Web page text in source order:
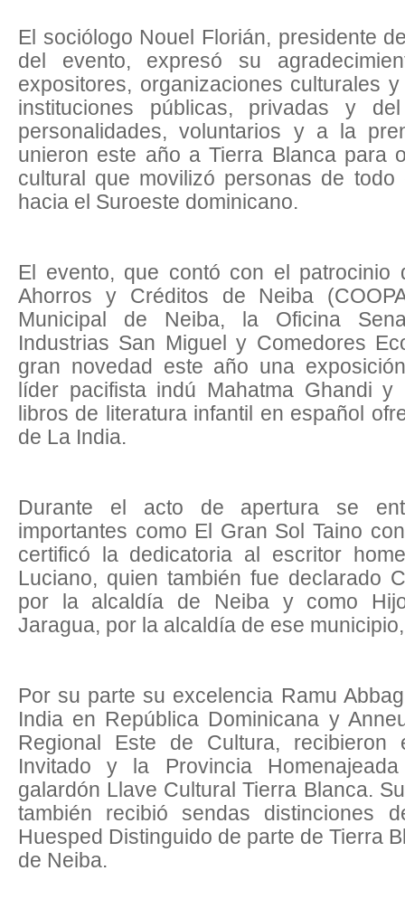
El sociólogo Nouel Florián, presidente
del evento, expresó su
expositores, organizaciones culturales
instituciones públicas, privadas y
personalidades, voluntarios y a la
unieron este año a Tierra Blanca para
cultural que movilizó personas de
hacia el Suroeste dominicano.
El evento, que contó con el patrocinio
Ahorros y Créditos de Neiba
Municipal de Neiba, la Oficina
Industrias San Miguel y Comedores
gran novedad este año una
líder pacifista indú Mahatma Ghandi
libros de literatura infantil en español
de La India.
Durante el acto de apertura se
importantes como El Gran Sol Taino
certificó la dedicatoria al escritor
Luciano, quien también fue declarado
por la alcaldía de Neiba y como
Jaragua, por la alcaldía de ese
Por su parte su excelencia Ramu
India en República Dominicana y
Regional Este de Cultura,
Invitado y la Provincia
galardón Llave Cultural Tierra Blanca.
también recibió sendas distinciones
Huesped Distinguido de parte de Tierra
de Neiba.